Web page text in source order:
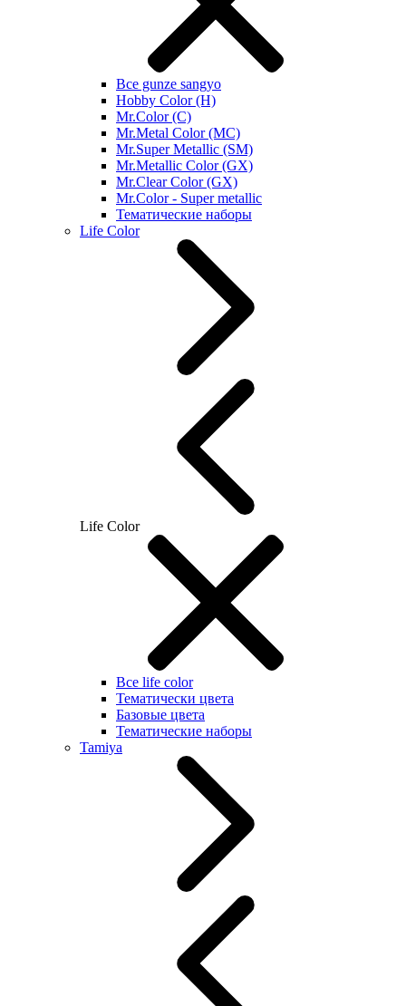
Все gunze sangyo
Hobby Color (H)
Mr.Color (C)
Mr.Metal Color (MC)
Mr.Super Metallic (SM)
Mr.Metallic Color (GX)
Mr.Clear Color (GX)
Mr.Color - Super metallic
Тематические наборы
Life Color
Life Color
Все life color
Тематически цвета
Базовые цвета
Тематические наборы
Tamiya